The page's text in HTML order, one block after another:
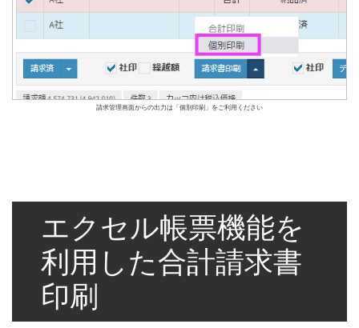
請求管理画面からの出力は「個別印刷」をご利用ください
エクセル帳票機能を
利用した合計請求書
印刷